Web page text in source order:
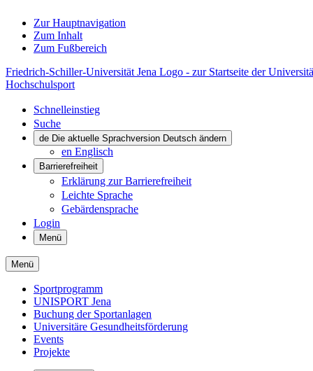
Zur Hauptnavigation
Zum Inhalt
Zum Fußbereich
Friedrich-Schiller-Universität Jena Logo - zur Startseite der
Hochschulsport
Schnelleinstieg
Suche
de Die aktuelle Sprachversion Deutsch ändern
en Englisch
Barrierefreiheit
Erklärung zur Barrierefreiheit
Leichte Sprache
Gebärdensprache
Login
Menü
Menü
Sportprogramm
UNISPORT Jena
Buchung der Sportanlagen
Universitäre Gesundheitsförderung
Events
Projekte